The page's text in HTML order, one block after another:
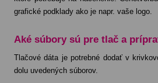
grafické podklady ako je napr. vaše logo.
Aké súbory sú pre tlač a
Tlačové dáta je potrebné dodať v
dolu uvedených súborov.